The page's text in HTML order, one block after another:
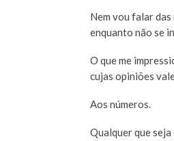
Nem vou falar
enquanto não se
O que me
cujas opiniões
Aos números.
Qualquer que